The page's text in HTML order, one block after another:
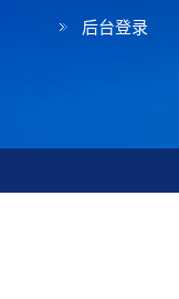
后台登录